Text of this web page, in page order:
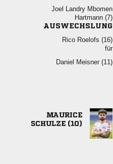
  
 
AUSWECHSLUNG
  
für
  

 